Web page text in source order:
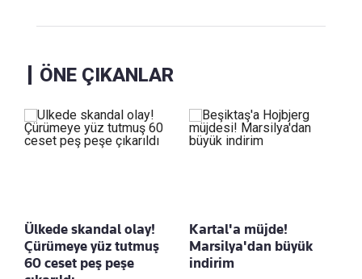
ÖNE ÇIKANLAR
Ülkede skandal olay!
Çürümeye yüz tutmuş
60 ceset peş peşe
Kartal'a müjde!
Marsilya'dan büyük
indirim